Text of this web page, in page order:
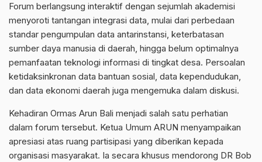
Forum berlangsung interaktif dengan sejumlah akademisi
menyoroti tantangan integrasi data, mulai dari perbedaan
standar pengumpulan data antarinstansi, keterbatasan
sumber daya manusia di daerah, hingga belum optimalnya
pemanfaatan teknologi informasi di tingkat desa. Persoalan
ketidaksinkronan data bantuan sosial, data kependudukan,
dan data ekonomi daerah juga mengemuka dalam diskusi.
Kehadiran Ormas Arun Bali menjadi salah satu perhatian
dalam forum tersebut. Ketua Umum ARUN menyampaikan
apresiasi atas ruang partisipasi yang diberikan kepada
organisasi masyarakat. Ia secara khusus mendorong DR Bob